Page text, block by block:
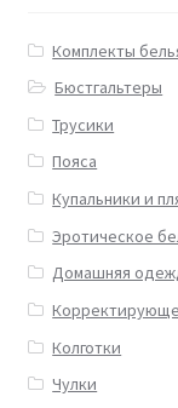
Комплекты
Бюстгальтеры
Трусики
Пояса
Купальники и
Эротическое
Домашняя
Колготки
Чулки